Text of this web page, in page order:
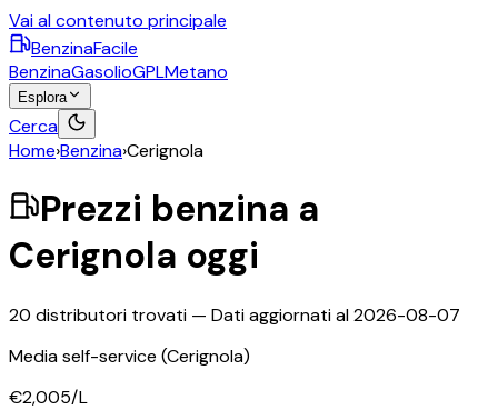
Vai al contenuto principale
BenzinaFacile
BenzinaGasolioGPLMetano
Esplora
Cerca
Home›Benzina›Cerignola
Prezzi benzina a
Cerignola oggi
20 distributori trovati — Dati aggiornati al2026-08-07
Media self-service (Cerignola)
€2,005/L